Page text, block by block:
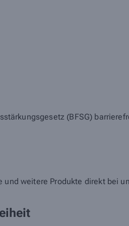
(BFSG)
weitere Produkte direkt bei